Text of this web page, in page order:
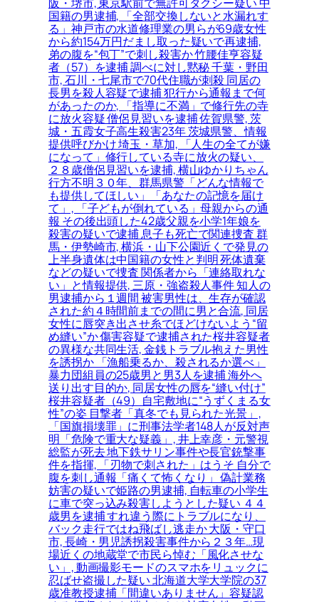
国籍の男逮捕, 「全部交換しないと水漏れす
る」神戸市の水道修理業の男らが69歳女性
から約154万円だまし取った疑いで再逮捕,
弟の腹を“包丁”で刺し殺害か 竹腰佳亨容疑
者（57）を逮捕 調べに対し黙秘 千葉・野田
市, 石川・七尾市で70代住職が刺殺 同居の
長男を殺人容疑で逮捕 犯行から通報まで何
があったのか, 「指導に不満」で修行先の寺
に放火容疑 僧侶見習いを逮捕 佐賀県警, 茨
城・五霞女子高生殺害23年 茨城県警、情報
提供呼びかけ 埼玉・草加, 「人生の全てが嫌
になって」修行している寺に放火の疑い、
２８歳僧侶見習いを逮捕, 横山ゆかりちゃん
行方不明３０年、群馬県警「どんな情報で
も提供してほしい」「あなたの記憶を届け
て」, 「子どもが倒れている」母親からの通
報 その後出頭した42歳父親を小学1年娘を
殺害の疑いで逮捕 息子も死亡で関連捜査 群
馬・伊勢崎市, 横浜・山下公園近くで発見の
上半身遺体は中国籍の女性と判明 死体遺棄
などの疑いで捜査 関係者から「連絡取れな
い」と情報提供, 三原・強盗殺人事件 知人の
男逮捕から１週間 被害男性は、生存が確認
された約４時間前までの間に男と合流, 同居
女性に唇突き出させ糸でほどけないよう“留
め縫い”か 傷害容疑で逮捕された桜井容疑者
の異様な共同生活, 金銭トラブル抱えた男性
を誘拐か 「漁船乗るか、殺されるか選べ」
暴力団組員の25歳男と男3人を逮捕 海外へ
送り出す目的か, 同居女性の唇を“縫い付け”
桜井容疑者（49）自宅敷地に“うずくまる女
性”の姿 目撃者「真冬でも見られた光景」,
「国旗損壊罪」に刑事法学者148人が反対声
明「危険で重大な疑義」, 井上幸彦・元警視
総監が死去 地下鉄サリン事件や長官銃撃事
件を指揮, 「刃物で刺された」はうそ 自分で
腹を刺し通報「痛くて怖くなり」 偽計業務
妨害の疑いで姫路の男逮捕, 自転車の小学生
に車で突っ込み殺害しようとした疑い ４４
歳男を逮捕 すれ違う際にトラブルになり、
バック走行ではね飛ばし逃走か 大阪・守口
市, 長崎・男児誘拐殺害事件から２３年…現
場近くの地蔵堂で市民ら悼む「風化させな
い」, 動画撮影モードのスマホをリュックに
忍ばせ盗撮した疑い 北海道大学大学院の37
歳准教授逮捕「間違いありません」容疑認